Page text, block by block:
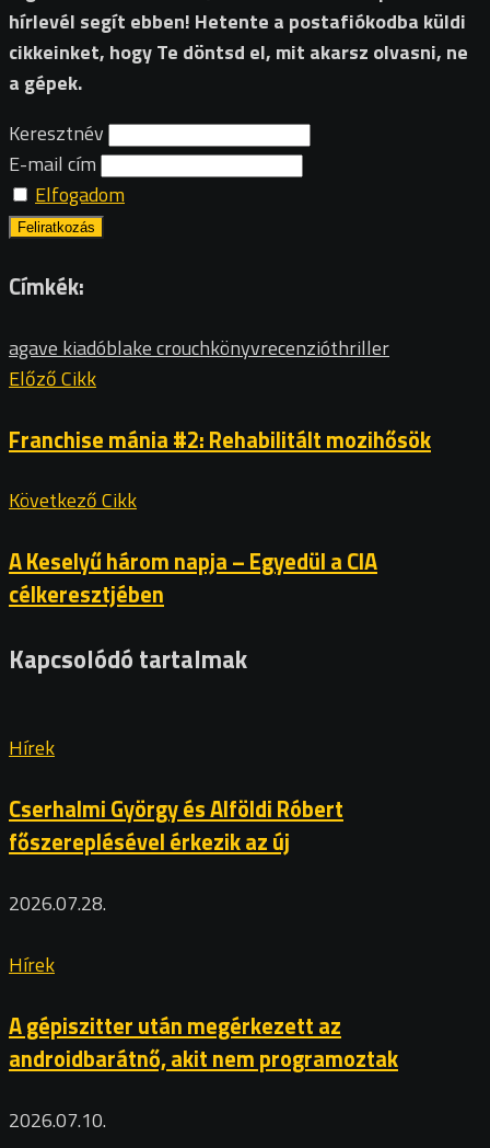
hírlevél segít ebben! Hetente a postafiókodba küldi
cikkeinket, hogy Te döntsd el, mit akarsz olvasni, ne
a gépek.
Keresztnév
E-mail cím
Elfogadom
Címkék:
agave kiadóblake crouchkönyvrecenzióthriller
Előző Cikk
Franchise mánia #2: Rehabilitált mozihősök
Következő Cikk
A Keselyű három napja – Egyedül a CIA
célkeresztjében
Kapcsolódó tartalmak
Hírek
Cserhalmi György és Alföldi Róbert
főszereplésével érkezik az új
2026.07.28.
Hírek
A gépiszitter után megérkezett az
androidbarátnő, akit nem programoztak
2026.07.10.